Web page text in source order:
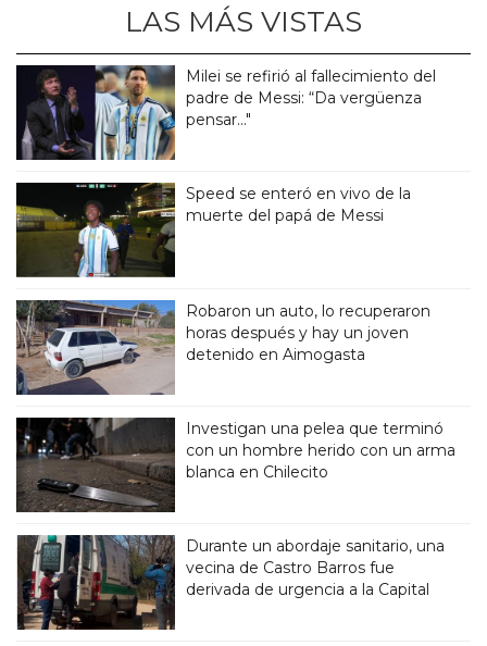
LAS MÁS VISTAS
Milei se refirió al fallecimiento del
padre de Messi: “Da vergüenza
pensar..."
Speed se enteró en vivo de la
muerte del papá de Messi
Robaron un auto, lo recuperaron
horas después y hay un joven
detenido en Aimogasta
Investigan una pelea que terminó
con un hombre herido con un arma
blanca en Chilecito
Durante un abordaje sanitario, una
vecina de Castro Barros fue
derivada de urgencia a la Capital